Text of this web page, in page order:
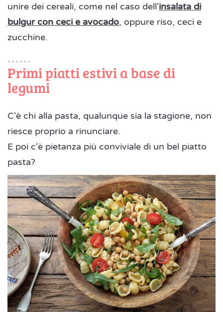
unire dei cereali, come nel caso dell'insalata di
bulgur con ceci e avocado, oppure riso, ceci e
zucchine.
Primi piatti estivi a base di
legumi
C'è chi alla pasta, qualunque sia la stagione, non
riesce proprio a rinunciare.
E poi c'è pietanza più conviviale di un bel piatto
pasta?